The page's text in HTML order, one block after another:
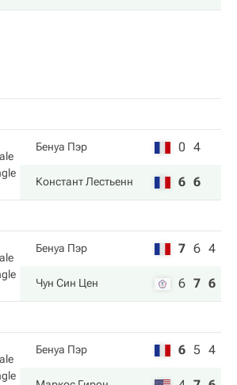
Бенуа Пэр 0 4
Констант Лестьенн 6 6
Бенуа Пэр 7 6 4
Чун Син Цен 6 7 6
Бенуа Пэр 6 5 4